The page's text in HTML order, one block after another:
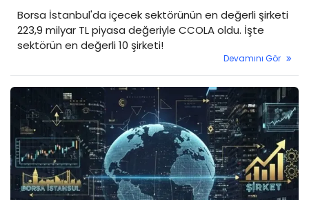
Borsa İstanbul'da içecek sektörünün en değerli şirketi
223,9 milyar TL piyasa değeriyle CCOLA oldu. İşte
sektörün en değerli 10 şirketi!
Devamını Gör